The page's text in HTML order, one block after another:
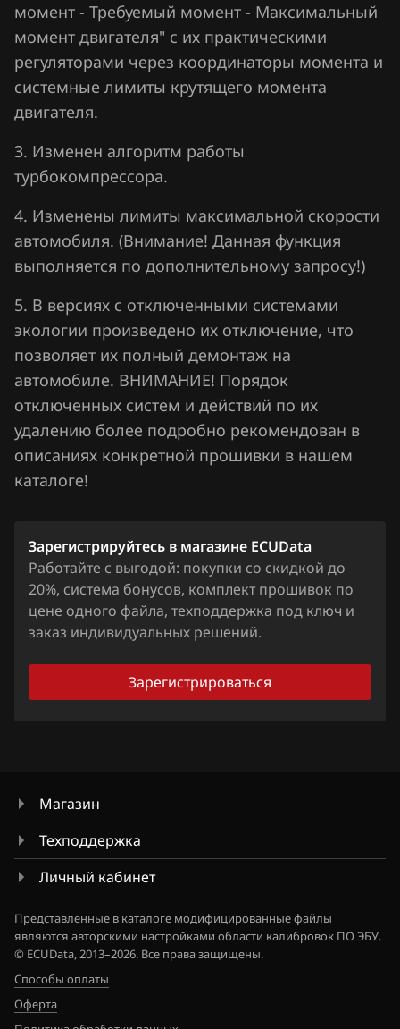
Maserati
Mazda
Mercedes-Benz
Mini
Nissan
Omoda
Opel
Porsche
Ravon
Renault
Saab
SGMW
Shacman
Sitrak
Skoda
Smart
Subaru
Suzuki
SWM
Tank
Tenet
Toyota
момент - Требуемый момент - Максимальный
момент двигателя" с их практическими
регуляторами через координаторы момента и
системные лимиты крутящего момента
двигателя.
3. Изменен алгоритм работы
турбокомпрессора.
4. Изменены лимиты максимальной скорости
автомобиля. (Внимание! Данная функция
выполняется по дополнительному запросу!)
5. В версиях с отключенными системами
экологии произведено их отключение, что
позволяет их полный демонтаж на
автомобиле. ВНИМАНИЕ! Порядок
отключенных систем и действий по их
удалению более подробно рекомендован в
описаниях конкретной прошивки в нашем
каталоге!
Зарегистрируйтесь в магазине ECUData
Работайте с выгодой: покупки со скидкой до
20%, система бонусов, комплект прошивок по
цене одного файла, техподдержка под ключ и
заказ индивидуальных решений.
Зарегистрироваться
Магазин
Техподдержка
Личный кабинет
Представленные в каталоге модифицированные файлы
являются авторскими настройками области калибровок ПО ЭБУ.
© ECUData, 2013–2026. Все права защищены.
Способы оплаты
Оферта